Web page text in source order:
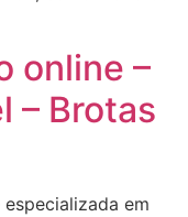
online –
– Brotas
em